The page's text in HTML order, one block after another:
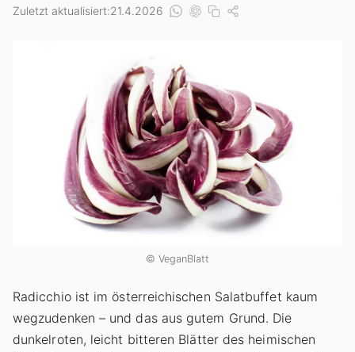
Zuletzt aktualisiert:21.4.2026
© VeganBlatt
Radicchio ist im österreichischen Salatbuffet kaum
wegzudenken – und das aus gutem Grund. Die
dunkelroten, leicht bitteren Blätter des heimischen